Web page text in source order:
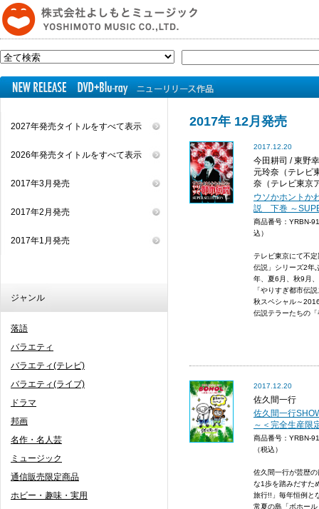
2027年発売タイトルをすべて表示
2026年発売タイトルをすべて表示
2017年3月発売
2017年2月発売
2017年1月発売
ジャンル
落語
バラエティ
バラエティ(テレビ)
バラエティ(ライブ)
ドラマ
邦画
名作・名人芸
ミュージック
通信販売限定商品
ホビー・趣味・実用
2017年 12月発売
2017.12.20
今田耕司 / 東野
元玲奈（テレビ
奈（テレビ東京
ウソかホントか
説 下巻 ～
商品番号：YRBN-
込）
テレビ東京にて不
伝説」シリーズ2年
年、夏6月、秋9月
「やりすぎ都市伝
秋スペシャル～
伝説テラーたちの
2017.12.20
佐久間一行
佐久間一行
～＜完全生産限
商品番号：YRBN-
（税込）
佐久間一行が芸歴
な1歩を踏みだすた
旅行!!」毎年恒例と
常夏の島「ボホー